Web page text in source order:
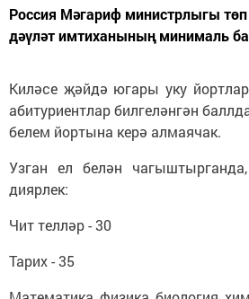
Россия Мәгариф министрлыгы
дәүләт имтиханының минималь
Киләсе җәйдә югары уку
абитуриентлар билгеләнгән
белем йортына керә алмаячак.
Узган ел белән
диярлек:
Чит телләр - 30
Тарих - 35